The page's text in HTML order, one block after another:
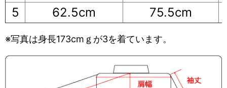
5
62.5cm 75.5cm
※写真は身長173cmｇが3を着ています。